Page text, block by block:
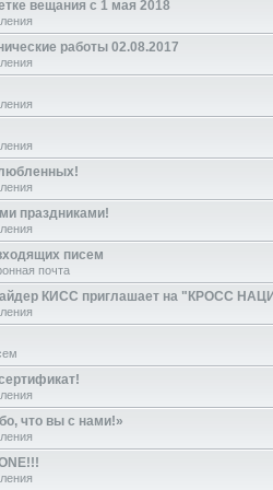
вещания с 1 мая 2018
работы 02.08.2017
праздниками!
писем
почта
КИСС приглашает на "КРОСС
что вы с нами!»